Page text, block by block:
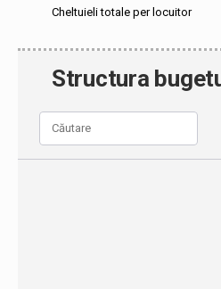
Cheltuieli totale per locuitor
Structura